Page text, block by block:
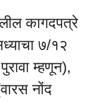
कागदपत्रे
७/१२
म्हणून),
नोंद